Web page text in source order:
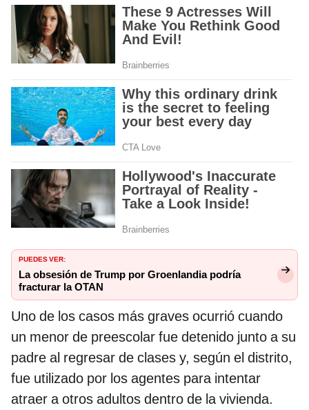
PUEDES VER:
La obsesión de Trump por Groenlandia podría
fracturar la OTAN
Uno de los casos más graves ocurrió cuando
un menor de preescolar fue detenido junto a su
padre al regresar de clases y, según el distrito,
fue utilizado por los agentes para intentar
atraer a otros adultos dentro de la vivienda.